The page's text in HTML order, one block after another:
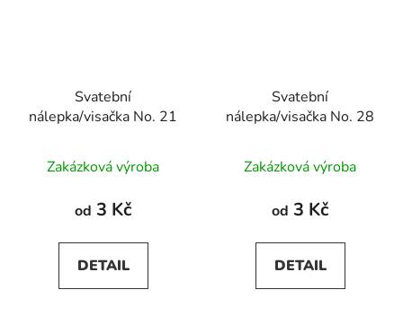
Svatební
nálepka/visačka No. 21
Zakázková výroba
od 3 Kč
DETAIL
Svatební
nálepka/visačka No. 28
Zakázková výroba
od 3 Kč
DETAIL